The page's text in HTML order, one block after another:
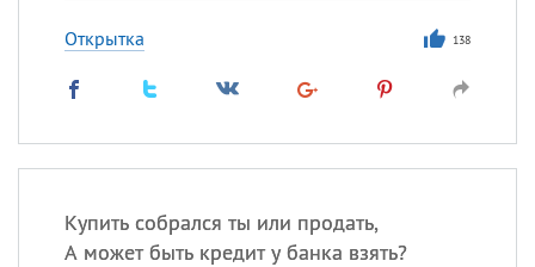
Открытка 138
Купить собрался ты или продать,
А может быть кредит у банка взять?